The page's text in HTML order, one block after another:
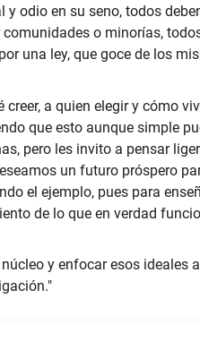
odio en su seno, todos
o minorías,
una ley, que goce de los
a quien elegir y cómo
que esto aunque simple
pero les invito a pensar
un futuro próspero
el ejemplo, pues para
de lo que en verdad
y enfocar esos ideales